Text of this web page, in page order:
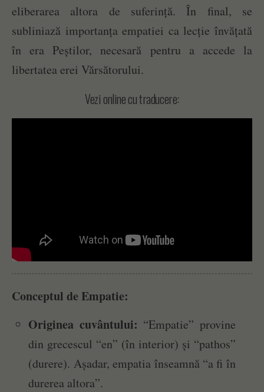
eliberarea altora de suferință. În final, se
subliniază importanța empatiei ca lecție învățată
în era Peștilor, necesară pentru a accede la
libertatea erei Vărsătorului.
Vezi online cu traducere:
Conceptul de Empatie:
Originea cuvântului: “Empatie” provine
din grecescul “en” (în interior) și “pathos”
(durere). Așadar, empatia înseamnă “a fi în
durerea altora”.